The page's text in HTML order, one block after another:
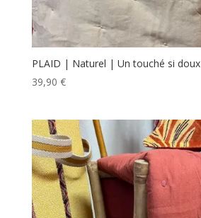
PLAID | Naturel | Un touché si doux
39,90 €